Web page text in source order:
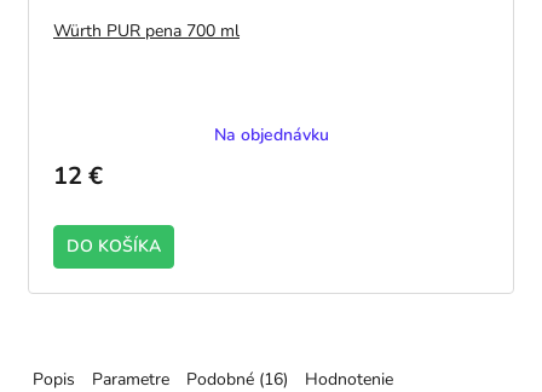
Würth PUR pena 700 ml
Na objednávku
12 €
DO KOŠÍKA
Popis Parametre Podobné (16) Hodnotenie